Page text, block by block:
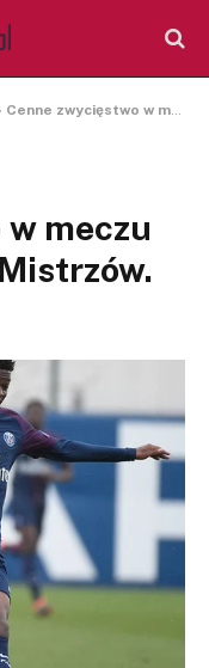
Cenne zwycięstwo w meczu Młodzieżowej Ligi Mistrzów.
meczu